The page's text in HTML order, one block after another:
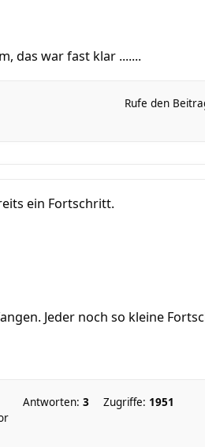
das war fast klar .......
Rufe den
ein Fortschritt.
Jeder noch so kleine
Antworten: 3 Zugriffe: 1951